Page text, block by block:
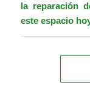
la reparación
este espacio